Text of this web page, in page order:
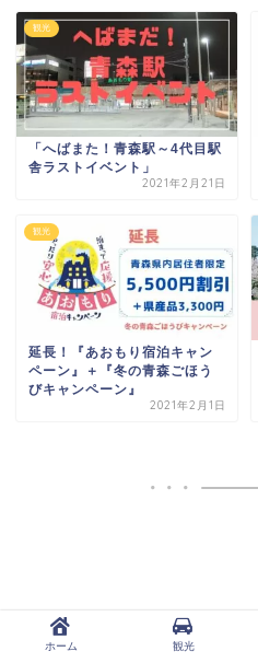
観光
「へばまた！青森駅～4代目駅
舎ラストイベント」
2021年2月21日
観光
延長！『あおもり宿泊キャン
ペーン』＋『冬の青森ごほう
びキャンペーン』
2021年2月1日
ホーム 観光